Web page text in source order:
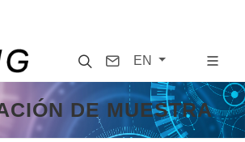
SearchContact
EN
DE MUESTRA